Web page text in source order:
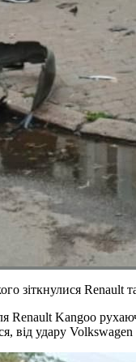
зіткнулися
Renault Kangoo
від удару